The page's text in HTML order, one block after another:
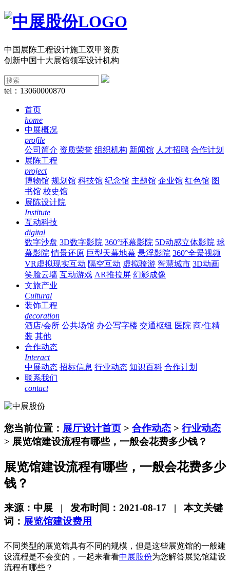
中国展陈工程设计施工双甲资质
创新中国十大展馆领军设计机构
tel：13060000870
首页
home
中展概况
profile
公司简介 资质荣誉 组织机构 新闻馆 人才招聘 合作计划
展陈工程
project
博物馆 规划馆 科技馆 纪念馆 主题馆 企业馆 红色馆 图
书馆 校史馆
展陈设计院
Institute
互动科技
digital
数字沙盘 3D数字影院 360°环幕影院 5D动感立体影院 球
幕影院 情景还原 巨型天幕地幕 悬浮影院 360°全景视频
VR虚拟现实互动 隔空互动 虚拟骑游 智慧城市 3D动画
笑脸云墙 互动游戏 AR推拉屏 幻影成像
文旅产业
Cultural
装饰工程
decoration
酒店/会所 公共场馆 办公写字楼 交通枢纽 医院 商/住精
装 其他
合作动态
Interact
中展动态 招标信息 行业动态 知识百科 合作计划
联系我们
contact
您当前位置： 展厅设计首页 > 合作动态 > 行业动态
> 展览馆建设流程有哪些，一般会花费多少钱？
展览馆建设流程有哪些，一般会花费多少
钱？
来源：中展 | 发布时间：2021-08-17 | 本文关键
词： 展览馆建设费用
不同类型的展览馆具有不同的规模，但是这些展览馆的一般建
设流程是不会变的，一起来看看中展股份为您解答展览馆建设
流程有哪些？